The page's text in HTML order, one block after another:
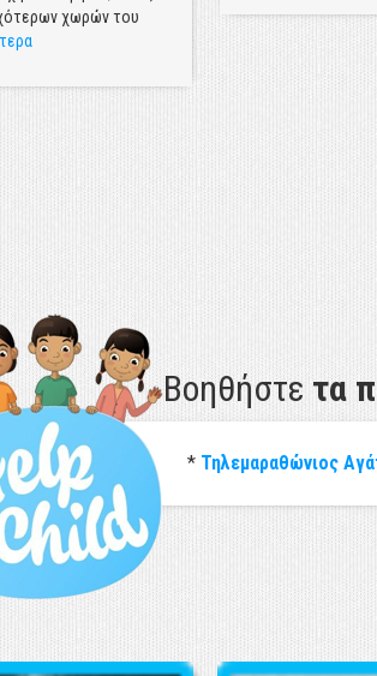
χωρών του
Βοηθήστε τα
* Τηλεμαραθώνιος